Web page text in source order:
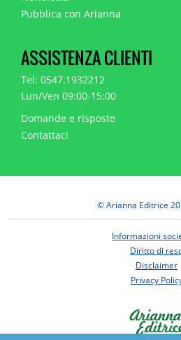
Pubblica con Arianna
ASSISTENZA CLIENTI
Tel: 0547.1932212
Lun/Ven 09:00-15:00
Domande e risposte
Contattaci
© Arianna Editrice
Informazioni
Diritto di
Disclaimer
Privacy